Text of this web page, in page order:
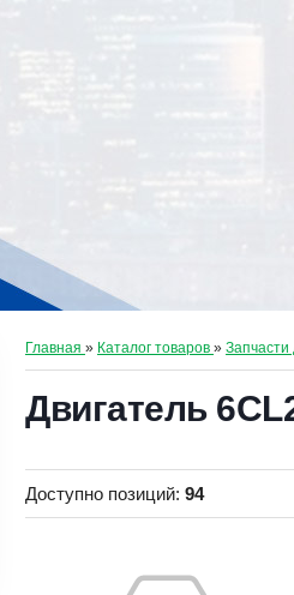
Главная » Каталог товаров » Запчасти
Двигатель
Доступно позиций: 94